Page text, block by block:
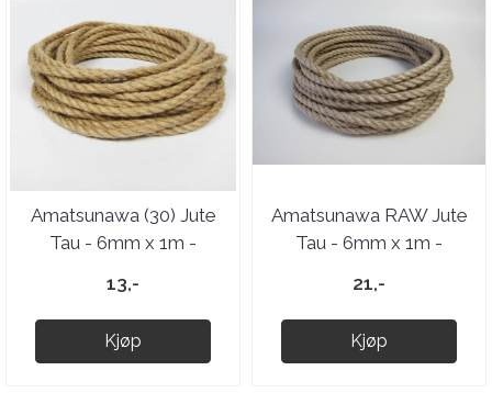
Amatsunawa (30) Jute
Tau - 6mm x 1m -
13,-
Kjøp
Amatsunawa RAW Jute
Tau - 6mm x 1m -
21,-
Kjøp